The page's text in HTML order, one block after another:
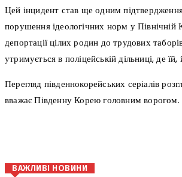
Цей інцидент став ще одним
порушення ідеологічних норм у
депортації цілих родин до трудових
утримується в поліцейській дільниці, де
Перегляд південнокорейських серіалів
вважає Південну Корею головним ворогом.
ВАЖЛИВІ НОВИНИ